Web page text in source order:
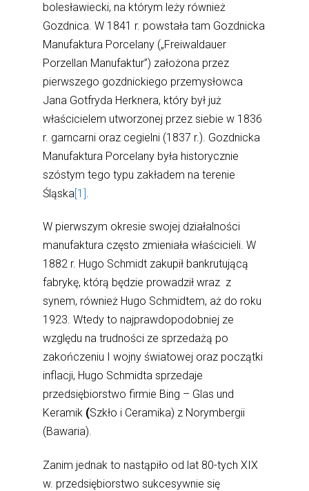
bolesławiecki, na którym leży również
Gozdnica. W 1841 r. powstała tam Gozdnicka
Manufaktura Porcelany („Freiwaldauer
Porzellan Manufaktur”) założona przez
pierwszego gozdnickiego przemysłowca
Jana Gotfryda Herknera, który był już
właścicielem utworzonej przez siebie w 1836
r. garncarni oraz cegielni (1837 r.). Gozdnicka
Manufaktura Porcelany była historycznie
szóstym tego typu zakładem na terenie
Śląska[1].
W pierwszym okresie swojej działalności
manufaktura często zmieniała właścicieli. W
1882 r. Hugo Schmidt zakupił bankrutującą
fabrykę, którą będzie prowadził wraz z
synem, również Hugo Schmidtem, aż do roku
1923. Wtedy to najprawdopodobniej ze
względu na trudności ze sprzedażą po
zakończeniu I wojny światowej oraz początki
inflacji, Hugo Schmidta sprzedaje
przedsiębiorstwo firmie Bing – Glas und
Keramik (Szkło i Ceramika) z Norymbergii
(Bawaria).
Zanim jednak to nastąpiło od lat 80-tych XIX
w. przedsiębiorstwo sukcesywnie się